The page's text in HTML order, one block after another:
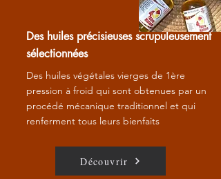
Des huiles précisieuses scrupuleusement
sélectionnées
Des huiles végétales vierges de 1ère
pression à froid qui sont obtenues par un
procédé mécanique traditionnel et qui
renferment tous leurs bienfaits
Découvrir